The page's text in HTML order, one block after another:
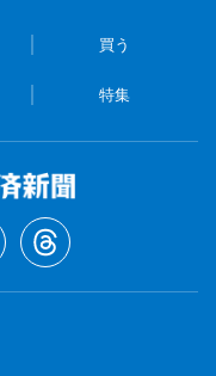
買う
特集